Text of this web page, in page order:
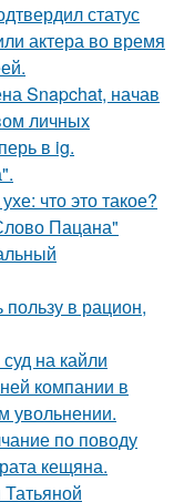
статус
актера во время
Snapchat, начав
личных
в ig.
что это такое?
Пацана"
в рацион,
на кайли
компании в
увольнении.
по поводу
кещяна.